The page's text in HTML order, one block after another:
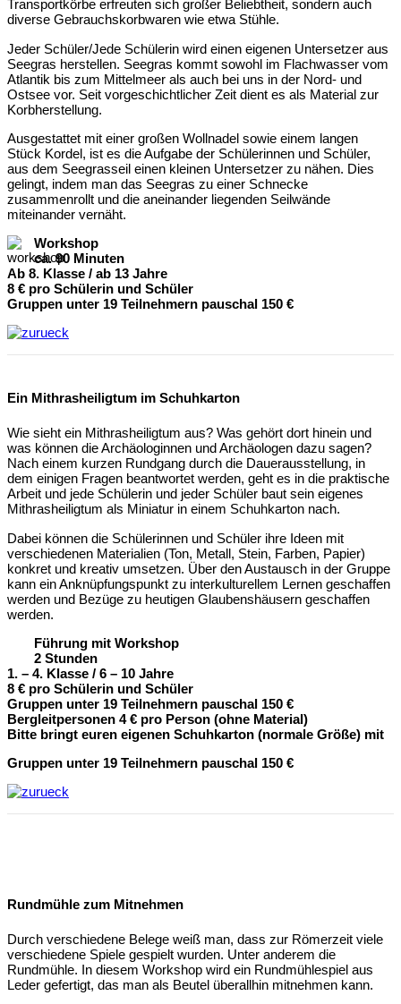
Transportkörbe erfreuten sich großer Beliebtheit, sondern auch
diverse Gebrauchskorbwaren wie etwa Stühle.
Jeder Schüler/Jede Schülerin wird einen eigenen Untersetzer aus
Seegras herstellen. Seegras kommt sowohl im Flachwasser vom
Atlantik bis zum Mittelmeer als auch bei uns in der Nord- und
Ostsee vor. Seit vorgeschichtlicher Zeit dient es als Material zur
Korbherstellung.
Ausgestattet mit einer großen Wollnadel sowie einem langen
Stück Kordel, ist es die Aufgabe der Schülerinnen und Schüler,
aus dem Seegrasseil einen kleinen Untersetzer zu nähen. Dies
gelingt, indem man das Seegras zu einer Schnecke
zusammenrollt und die aneinander liegenden Seilwände
miteinander vernäht.
Workshop
ca. 90 Minuten
Ab 8. Klasse / ab 13 Jahre
8 € pro Schülerin und Schüler
Gruppen unter 19 Teilnehmern pauschal 150 €
Ein Mithrasheiligtum im Schuhkarton
Wie sieht ein Mithrasheiligtum aus? Was gehört dort hinein und
was können die Archäologinnen und Archäologen dazu sagen?
Nach einem kurzen Rundgang durch die Dauerausstellung, in
dem einigen Fragen beantwortet werden, geht es in die praktische
Arbeit und jede Schülerin und jeder Schüler baut sein eigenes
Mithrasheiligtum als Miniatur in einem Schuhkarton nach.
Dabei können die Schülerinnen und Schüler ihre Ideen mit
verschiedenen Materialien (Ton, Metall, Stein, Farben, Papier)
konkret und kreativ umsetzen. Über den Austausch in der Gruppe
kann ein Anknüpfungspunkt zu interkulturellem Lernen geschaffen
werden und Bezüge zu heutigen Glaubenshäusern geschaffen
werden.
Führung mit Workshop
2 Stunden
1. – 4. Klasse / 6 – 10 Jahre
8 € pro Schülerin und Schüler
Gruppen unter 19 Teilnehmern pauschal 150 €
Bergleitpersonen 4 € pro Person (ohne Material)
Bitte bringt euren eigenen Schuhkarton (normale Größe) mit
Gruppen unter 19 Teilnehmern pauschal 150 €
Rundmühle zum Mitnehmen
Durch verschiedene Belege weiß man, dass zur Römerzeit viele
verschiedene Spiele gespielt wurden. Unter anderem die
Rundmühle. In diesem Workshop wird ein Rundmühlespiel aus
Leder gefertigt, das man als Beutel überallhin mitnehmen kann.